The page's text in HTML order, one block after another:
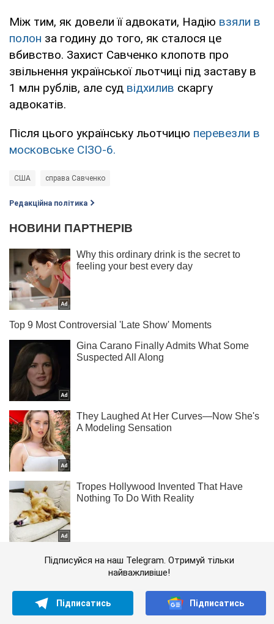
Між тим, як довели її адвокати, Надію взяли в
полон за годину до того, як сталося це
вбивство. Захист Савченко клопотв про
звільнення української льотчиці під заставу в
1 млн рублів, але суд відхилив скаргу
адвокатів.
Після цього українську льотчицю перевезли в
московське СІЗО-6.
США справа Савченко
Редакційна політика
Підписуйся на наш Telegram. Отримуй тільки
найважливіше!
Підписатись Підписатись